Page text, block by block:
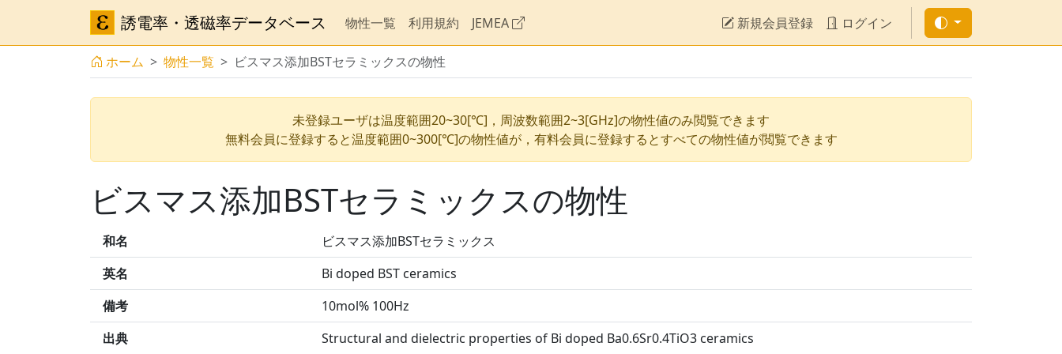
誘電率・透磁率データベース 物性一覧 利用規約 JEMEA 新規会員登録 ログイン
ホーム 物性一覧 ビスマス添加BSTセラミックスの物性
未登録ユーザは温度範囲20~30[℃]，周波数範囲2~3[GHz]の物性値のみ閲覧できます
無料会員に登録すると温度範囲0~300[℃]の物性値が，有料会員に登録するとすべての物性値が閲覧できます
ビスマス添加BSTセラミックスの物性
和名
ビスマス添加BSTセラミックス
英名
Bi doped BST ceramics
備考
10mol% 100Hz
出典
Structural and dielectric properties of Bi doped Ba0.6Sr0.4TiO3 ceramics